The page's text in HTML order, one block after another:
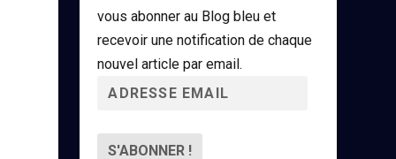
vous abonner au Blog bleu et
recevoir une notification de chaque
nouvel article par email.
r